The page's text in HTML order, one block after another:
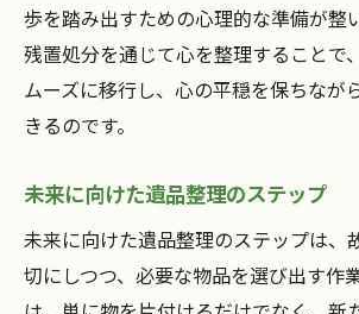
歩を踏み出すための心理的な準備が整
残置処分を通じて心を整理することで
ムーズに移行し、心の平穏を保ちなが
きるのです。
未来に向けた遺品整理のステップ
未来に向けた遺品整理のステップは、
切にしつつ、必要な物品を選び出す作